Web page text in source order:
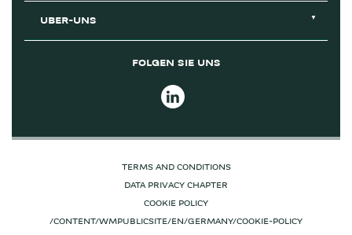
UBER-UNS
FOLGEN SIE UNS
TERMS AND CONDITIONS
DATA PRIVACY CHAPTER
COOKIE POLICY
/CONTENT/WMPUBLICSITE/EN/GERMANY/COOKIE-POLICY